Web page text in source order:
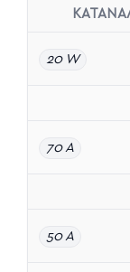
20 W
70 A
50 A